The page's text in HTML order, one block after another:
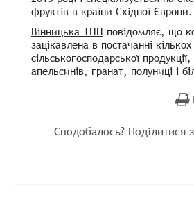
фруктів в країни Східної Європи.
Вінницька ТПП повідомляє, що
зацікавлена в постачанні
сільськогосподарської
апельсинів, гранат, полуниці і
Сподобалось? Поділитися